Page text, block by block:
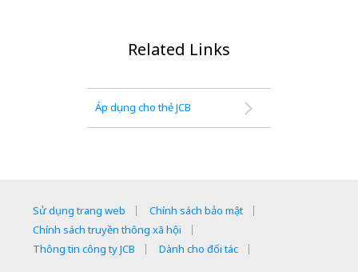
Related Links
Áp dụng cho thẻ JCB
Sử dụng trang web
Chính sách bảo mật
Chính sách truyền thông xã hội
Thông tin công ty JCB
Dành cho đối tác